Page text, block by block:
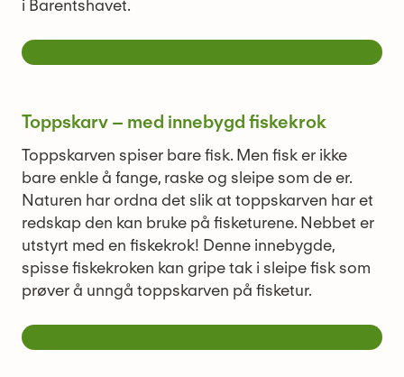
i Barentshavet.
Toppskarv – med innebygd fiskekrok
Toppskarven spiser bare fisk. Men fisk er ikke
bare enkle å fange, raske og sleipe som de er.
Naturen har ordna det slik at toppskarven har et
redskap den kan bruke på fisketurene. Nebbet er
utstyrt med en fiskekrok! Denne innebygde,
spisse fiskekroken kan gripe tak i sleipe fisk som
prøver å unngå toppskarven på fisketur.